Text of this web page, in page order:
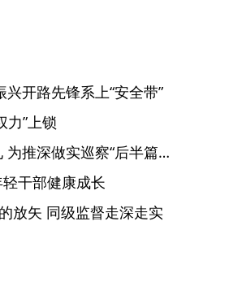
开路先锋系上“安全带”
力”上锁
淮南：严肃反馈巡察意见 为推深做实巡察“后半篇文章”夯实基础
干部健康成长
放矢 同级监督走深走实